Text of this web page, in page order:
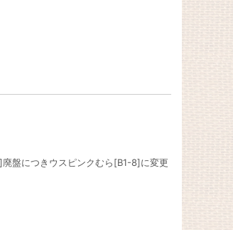
盤につきウスピンクむら[B1-8]に変更